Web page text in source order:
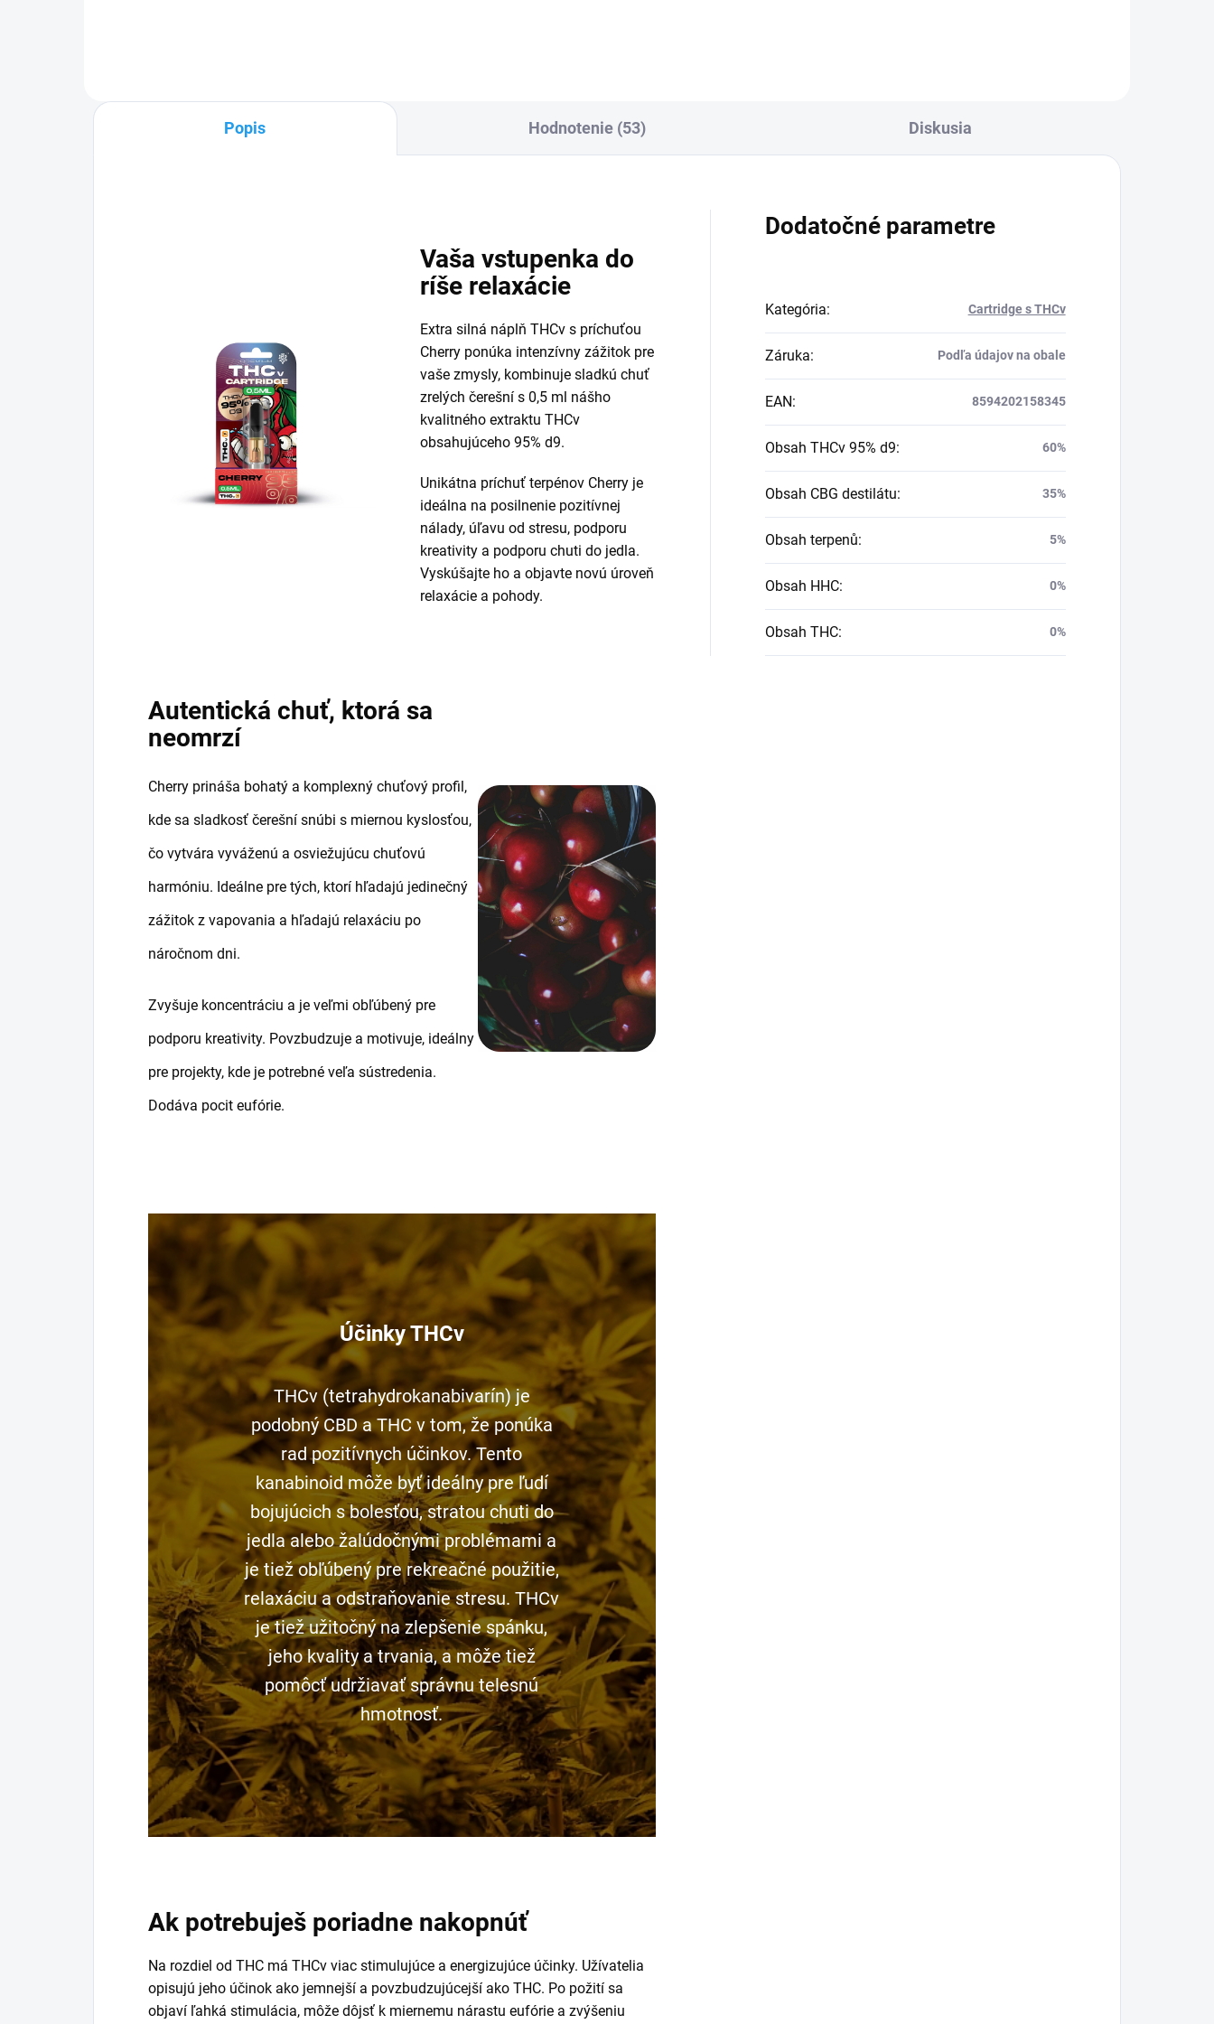
Popis Hodnotenie (53) Diskusia
Vaša vstupenka do
ríše relaxácie
Extra silná náplň THCv s príchuťou
Cherry ponúka intenzívny zážitok pre
vaše zmysly, kombinuje sladkú chuť
zrelých čerešní s 0,5 ml nášho
kvalitného extraktu THCv
obsahujúceho 95% d9.
Unikátna príchuť terpénov Cherry je
ideálna na posilnenie pozitívnej
nálady, úľavu od stresu, podporu
kreativity a podporu chuti do jedla.
Vyskúšajte ho a objavte novú úroveň
relaxácie a pohody.
Autentická chuť, ktorá sa
neomrzí
Cherry prináša bohatý a komplexný chuťový profil,
kde sa sladkosť čerešní snúbi s miernou kyslosťou,
čo vytvára vyváženú a osviežujúcu chuťovú
harmóniu. Ideálne pre tých, ktorí hľadajú jedinečný
zážitok z vapovania a hľadajú relaxáciu po
náročnom dni.
Zvyšuje koncentráciu a je veľmi obľúbený pre
podporu kreativity. Povzbudzuje a motivuje, ideálny
pre projekty, kde je potrebné veľa sústredenia.
Dodáva pocit eufórie.
Účinky THCv
THCv (tetrahydrokanabivarín) je
podobný CBD a THC v tom, že ponúka
rad pozitívnych účinkov. Tento
kanabinoid môže byť ideálny pre ľudí
bojujúcich s bolesťou, stratou chuti do
jedla alebo žalúdočnými problémami a
je tiež obľúbený pre rekreačné použitie,
relaxáciu a odstraňovanie stresu. THCv
je tiež užitočný na zlepšenie spánku,
jeho kvality a trvania, a môže tiež
pomôcť udržiavať správnu telesnú
hmotnosť.
Ak potrebuješ poriadne nakopnúť
Na rozdiel od THC má THCv viac stimulujúce a energizujúce účinky. Užívatelia
opisujú jeho účinok ako jemnejší a povzbudzujúcejší ako THC. Po požití sa
objaví ľahká stimulácia, môže dôjsť k miernemu nárastu eufórie a zvýšeniu
Dodatočné parametre
Kategória: Cartridge s THCv
Záruka: Podľa údajov na obale
EAN: 8594202158345
Obsah THCv 95% d9: 60%
Obsah CBG destilátu: 35%
Obsah terpenů: 5%
Obsah HHC: 0%
Obsah THC: 0%